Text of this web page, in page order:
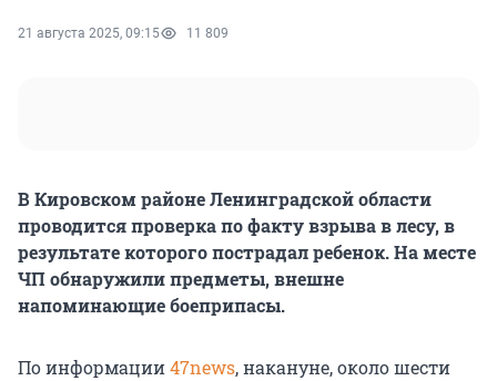
21 августа 2025, 09:15 11 809
В Кировском районе Ленинградской области
проводится проверка по факту взрыва в лесу, в
результате которого пострадал ребенок. На месте
ЧП обнаружили предметы, внешне
напоминающие боеприпасы.
По информации47news, накануне, около шести